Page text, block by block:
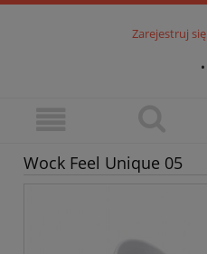
Zarejestruj się
.
Wock Feel Unique 05